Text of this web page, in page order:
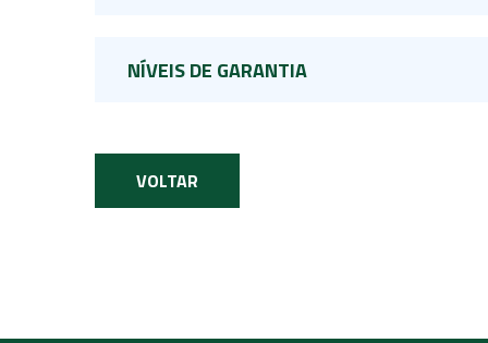
NÍVEIS DE GARANTIA
VOLTAR